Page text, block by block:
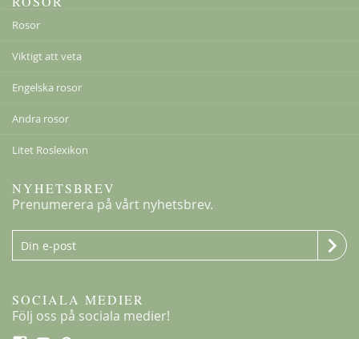
Klematis Summer Snow/Paul Farges
Rosor
Viktigt att veta
Engelska rosor
Andra rosor
Litet Roslexikon
NYHETSBREV
Prenumerera på vårt nyhetsbrev.
SOCIALA MEDIER
Följ oss på sociala medier!